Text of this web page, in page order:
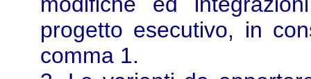
progetto esecutivo, in
comma 1.